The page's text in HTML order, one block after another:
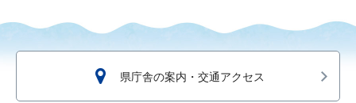
県庁舎の案内・交通アクセス